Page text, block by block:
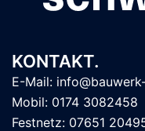
KONTAKT.
E-Mail:
Mobil: 0174 3082458
Festnetz: 07651